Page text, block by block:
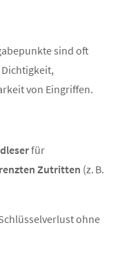
sind oft
von Eingriffen.
für
Zutritten (z. B.
ohne